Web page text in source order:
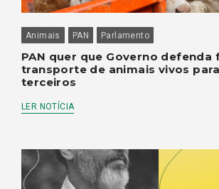
Animais PAN Parlamento
PAN quer que Governo defenda
transporte de animais vivos
terceiros
LER NOTÍCIA